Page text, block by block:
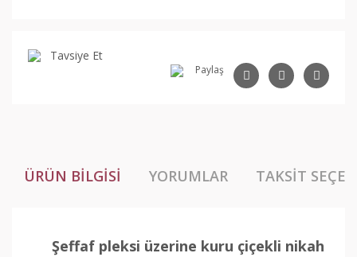
Tavsiye Et
Paylaş
ÜRÜN BILGISI YORUMLAR TAKSIT
Şeffaf pleksi üzerine kuru çiçekli nikah